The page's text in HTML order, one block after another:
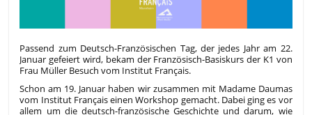
Passend zum Deutsch-Französischen Tag, der jedes Jahr am 22.
Januar gefeiert wird, bekam der Französisch-Basiskurs der K1 von
Frau Müller Besuch vom Institut Français.
Schon am 19. Januar haben wir zusammen mit Madame Daumas
vom Institut Français einen Workshop gemacht. Dabei ging es vor
allem um die deutsch-französische Geschichte und darum, wie